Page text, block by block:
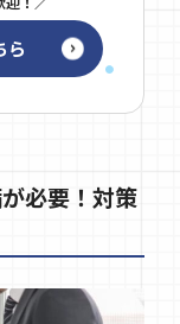
ら
必要！対策